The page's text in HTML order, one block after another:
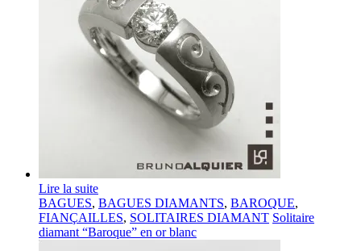
Lire la suite
BAGUES, BAGUES DIAMANTS, BAROQUE,
FIANÇAILLES, SOLITAIRES DIAMANT Solitaire
diamant “Baroque” en or blanc